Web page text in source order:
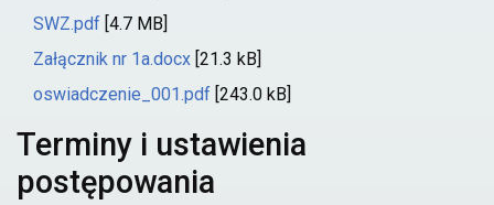
SWZ.pdf [4.7 MB]
Załącznik nr 1a.docx [21.3 kB]
oswiadczenie_001.pdf [243.0 kB]
Terminy i ustawienia
postępowania